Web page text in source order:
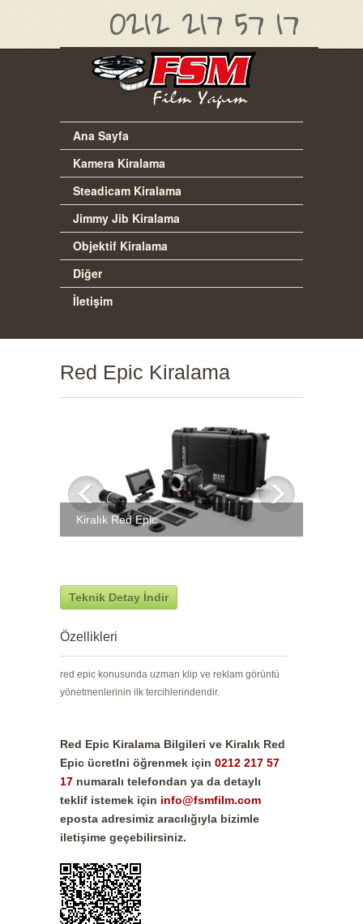
0212 217 57 17
Ana Sayfa
Kamera Kiralama
Steadicam Kiralama
Jimmy Jib Kiralama
Objektif Kiralama
Diğer
İletişim
Red Epic Kiralama
Kiralık Red Epic
Teknik Detay İndir
Özellikleri
red epic konusunda uzman klip ve reklam görüntü
yönetmenlerinin ilk tercihlerindendir.
Red Epic Kiralama Bilgileri ve Kiralık Red
Epic ücretlni öğrenmek için 0212 217 57
17 numaralı telefondan ya da detaylı
teklif istemek için info@fsmfilm.com
eposta adresimiz aracılığıyla bizimle
iletişime geçebilirsiniz.